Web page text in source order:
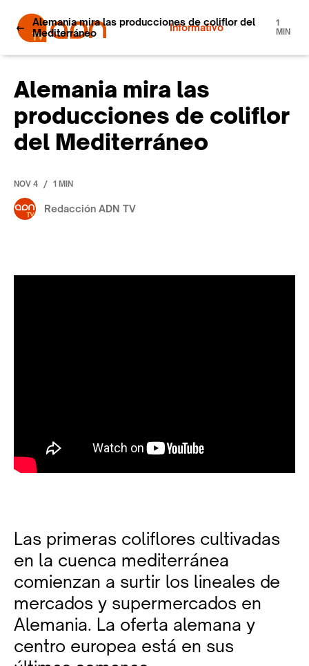
Informativo
Alemania mira las producciones de coliflor del
Mediterráneo
1
MIN
Alemania mira las
producciones de coliflor
del Mediterráneo
NOV 4 / 1 MIN
Redacción ADN TV
Las primeras coliflores cultivadas
en la cuenca mediterránea
comienzan a surtir los lineales de
mercados y supermercados en
Alemania. La oferta alemana y
centro europea está en sus